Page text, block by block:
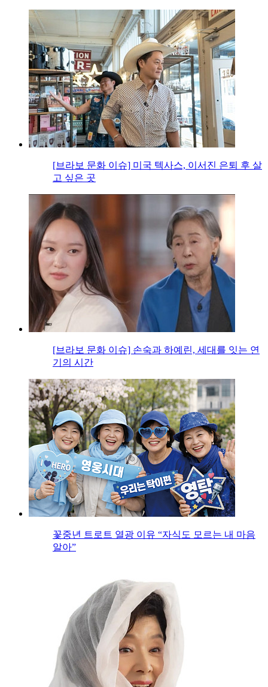
[브라보 문화 이슈] 미국 텍사스, 이서진 은퇴 후 살
고 싶은 곳
[브라보 문화 이슈] 손숙과 하예린, 세대를 잇는 연
기의 시간
꽃중년 트로트 열광 이유 “자식도 모르는 내 마음
알아”